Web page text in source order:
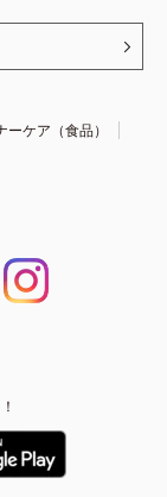
ーケア（食品）